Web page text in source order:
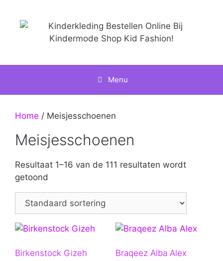
Menu
Home / Meisjesschoenen
Meisjesschoenen
Resultaat 1–16 van de 111 resultaten wordt
getoond
Birkenstock Gizeh Braqeez Alba Alex